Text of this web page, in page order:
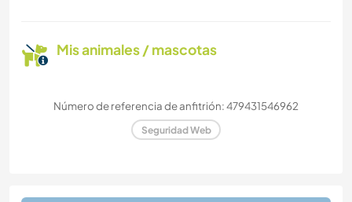
Mis animales / mascotas
Número de referencia de anfitrión: 479431546962
Seguridad Web